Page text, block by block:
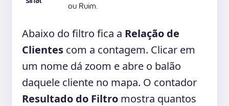
ou Ruim.
Abaixo do filtro fica a Relação de
Clientes com a contagem. Clicar em
um nome dá zoom e abre o balão
daquele cliente no mapa. O contador
Resultado do Filtro mostra quantos